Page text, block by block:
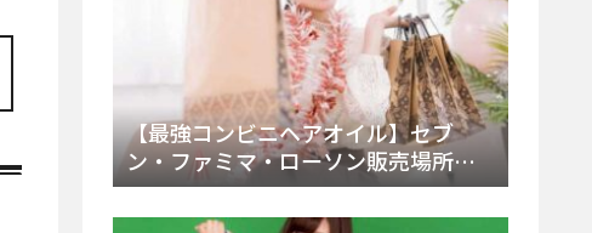
【最強コンビニヘアオイル】セブ
ン・ファミマ・ローソン販売場所
は？今すぐ買えるおすすめ市販品を
徹底調査！